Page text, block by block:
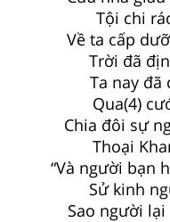
Tội chi
Về ta cấp
Trời đã
Ta nay đã
Qua(4)
Chia đôi sự
Thoại
“Và người bạn
Sử kinh
Sao người